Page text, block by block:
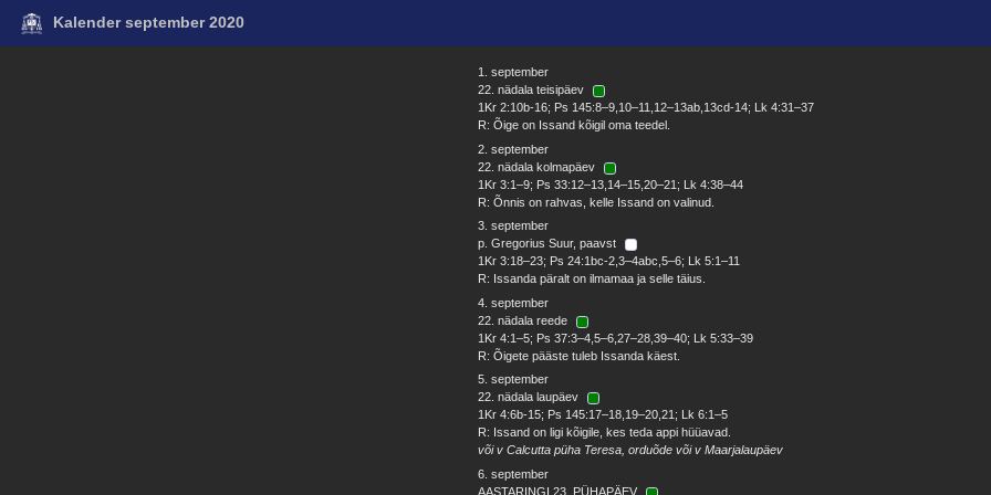
Kalender september 2020
1. september
22. nädala teisipäev
1Kr 2:10b-16; Ps 145:8–9,10–11,12–13ab,13cd-14; Lk 4:31–37
R: Õige on Issand kõigil oma teedel.
2. september
22. nädala kolmapäev
1Kr 3:1–9; Ps 33:12–13,14–15,20–21; Lk 4:38–44
R: Õnnis on rahvas, kelle Issand on valinud.
3. september
p. Gregorius Suur, paavst
1Kr 3:18–23; Ps 24:1bc-2,3–4abc,5–6; Lk 5:1–11
R: Issanda päralt on ilmamaa ja selle täius.
4. september
22. nädala reede
1Kr 4:1–5; Ps 37:3–4,5–6,27–28,39–40; Lk 5:33–39
R: Õigete pääste tuleb Issanda käest.
5. september
22. nädala laupäev
1Kr 4:6b-15; Ps 145:17–18,19–20,21; Lk 6:1–5
R: Issand on ligi kõigile, kes teda appi hüüavad.
või v Calcutta püha Teresa, orduõde või v Maarjalaupäev
6. september
AASTARINGI 23. PÜHAPÄEV